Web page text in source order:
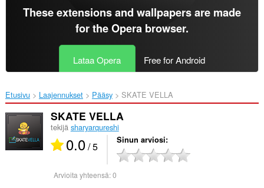
These extensions and wallpapers are made
for theOpera browser.
Lataa Opera Free for Android
Etusivu Laajennukset Pääsy SKATE VELLA‎
SKATE VELLA
tekijä sharyarqureshi
0.0/ 5 Sinun arviosi
Arvioita yhteensä:0